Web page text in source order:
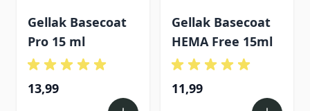
Gellak Basecoat
Pro 15 ml
13,99
Gellak Basecoat
HEMA Free 15ml
11,99